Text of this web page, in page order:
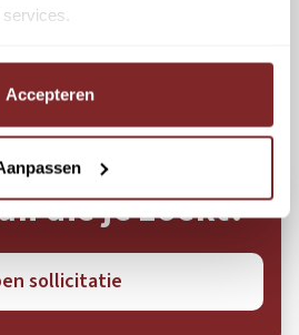
Accepteren
die je zoekt?
sollicitatie